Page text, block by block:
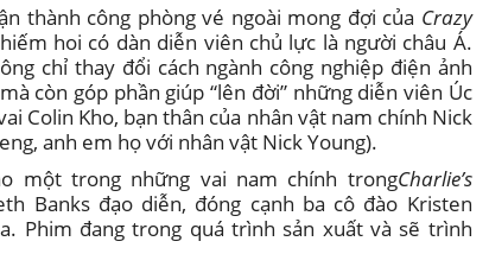
thành công phòng vé ngoài mong đợi của Crazy
hoi có dàn diễn viên chủ lực là người châu Á.
chỉ thay đổi cách ngành công nghiệp điện ảnh
còn góp phần giúp “lên đời” những diễn viên Úc
Colin Kho, bạn thân của nhân vật nam chính Nick
anh em họ với nhân vật Nick Young).
một trong những vai nam chính trongCharlie’s
Banks đạo diễn, đóng cạnh ba cô đào Kristen
Phim đang trong quá trình sản xuất và sẽ trình